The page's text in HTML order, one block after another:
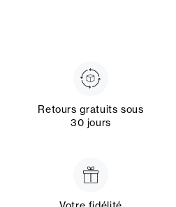
Retours gratuits sous
30 jours